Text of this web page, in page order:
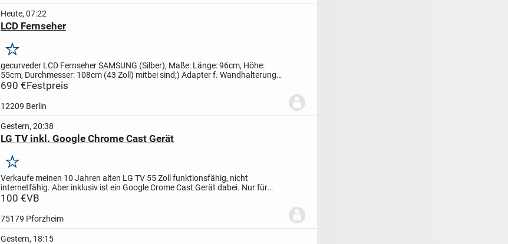
Heute, 07:22
LCD Fernseher
Merken
gecurveder LCD Fernseher SAMSUNG (Silber), Maße: Länge: 96cm, Höhe:
55cm, Durchmesser: 108cm (43 Zoll) mitbei sind;) Adapter f. Wandhalterung
(4 Stück), Kabelführung, CI- Kartenadapter
690 €Festpreis
12209 Berlin
Gestern, 20:38
LG TV inkl. Google Chrome Cast Gerät
Merken
Verkaufe meinen 10 Jahren alten LG TV 55 Zoll funktionsfähig, nicht
internetfähig. Aber inklusiv ist ein Google Crome Cast Gerät dabei. Nur für
Selbstabholer.
100 €VB
75179 Pforzheim
Gestern, 18:15